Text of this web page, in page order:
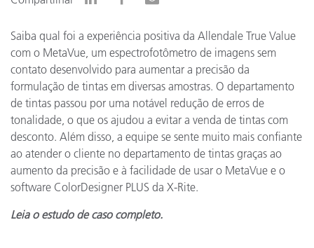
Saiba qual foi a experiência positiva da Allendale True Value
com o MetaVue, um espectrofotômetro de imagens sem
contato desenvolvido para aumentar a precisão da
formulação de tintas em diversas amostras. O departamento
de tintas passou por uma notável redução de erros de
tonalidade, o que os ajudou a evitar a venda de tintas com
desconto. Além disso, a equipe se sente muito mais confiante
ao atender o cliente no departamento de tintas graças ao
aumento da precisão e à facilidade de usar o MetaVue e o
software ColorDesigner PLUS da X-Rite.
Leia o estudo de caso completo.